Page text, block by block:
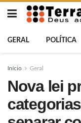
GERAL POLÍTICA
Início Geral
Nova lei